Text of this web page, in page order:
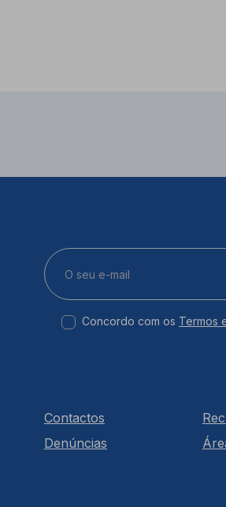
Concordo com os Termos
Contactos
Denúncias